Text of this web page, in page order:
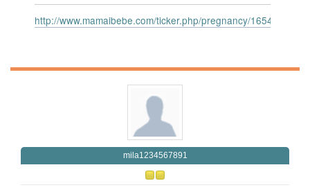
http://www.mamaibebe.com/ticker.php/pregnancy/165414.gif
mila1234567891